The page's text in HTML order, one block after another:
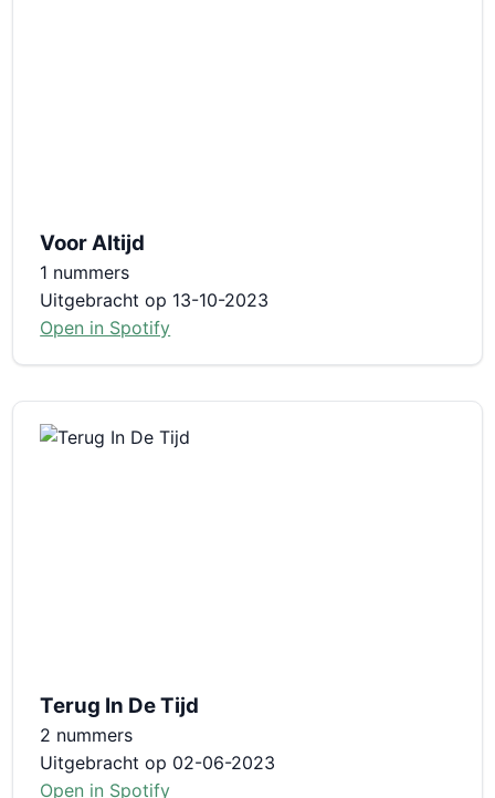
Voor Altijd
1 nummers
Uitgebracht op 13-10-2023
Open in Spotify
Terug In De Tijd
2 nummers
Uitgebracht op 02-06-2023
Open in Spotify